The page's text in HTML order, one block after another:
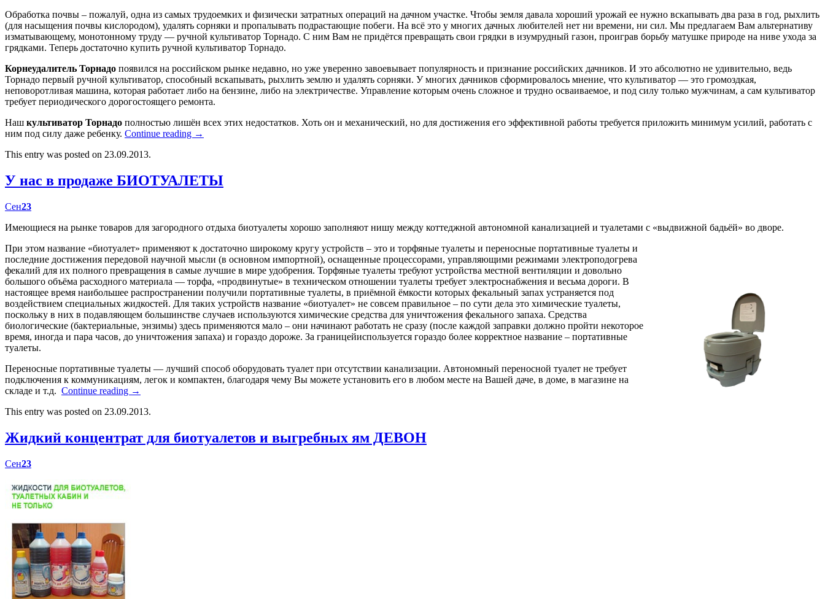
Обработка почвы – пожалуй, одна из самых трудоемких и физически затратных операций на дачном участке. Чтобы земля давала хороший урожай ее нужно вскапывать два раза в год, рыхлить
(для насыщения почвы кислородом), удалять сорняки и пропалывать подрастающие побеги. На всё это у многих дачных любителей нет ни времени, ни сил. Мы предлагаем Вам альтернативу
изматывающему, монотонному труду — ручной культиватор Торнадо. С ним Вам не придётся превращать свои грядки в изумрудный газон, проиграв борьбу матушке природе на ниве ухода за
грядками. Теперь достаточно купить ручной культиватор Торнадо.
Корнеудалитель Торнадо появился на российском рынке недавно, но уже уверенно завоевывает популярность и признание российских дачников. И это абсолютно не удивительно, ведь
Торнадо первый ручной культиватор, способный вскапывать, рыхлить землю и удалять сорняки. У многих дачников сформировалось мнение, что культиватор — это громоздкая,
неповоротливая машина, которая работает либо на бензине, либо на электричестве. Управление которым очень сложное и трудно осваиваемое, и под силу только мужчинам, а сам культиватор
требует периодического дорогостоящего ремонта.
Наш культиватор Торнадо полностью лишён всех этих недостатков. Хоть он и механический, но для достижения его эффективной работы требуется приложить минимум усилий, работать с
ним под силу даже ребенку. Continue reading →
This entry was posted on 23.09.2013.
У нас в продаже БИОТУАЛЕТЫ
Сен23
Имеющиеся на рынке товаров для загородного отдыха биотуалеты хорошо заполняют нишу между коттеджной автономной канализацией и туалетами с «выдвижной бадьёй» во дворе.
При этом название «биотуалет» применяют к достаточно широкому кругу устройств – это и торфяные туалеты и переносные портативные туалеты и
последние достижения передовой научной мысли (в основном импортной), оснащенные процессорами, управляющими режимами электроподогрева
фекалий для их полного превращения в самые лучшие в мире удобрения. Торфяные туалеты требуют устройства местной вентиляции и довольно
большого объёма расходного материала — торфа, «продвинутые» в техническом отношении туалеты требует электроснабжения и весьма дороги. В
настоящее время наибольшее распространении получили портативные туалеты, в приёмной ёмкости которых фекальный запах устраняется под
воздействием специальных жидкостей. Для таких устройств название «биотуалет» не совсем правильное – по сути дела это химические туалеты,
поскольку в них в подавляющем большинстве случаев используются химические средства для уничтожения фекального запаха. Средства
биологические (бактериальные, энзимы) здесь применяются мало – они начинают работать не сразу (после каждой заправки должно пройти некоторое
время, иногда и пара часов, до уничтожения запаха) и гораздо дороже. За границейиспользуется гораздо более корректное название – портативные
туалеты.
Переносные портативные туалеты — лучший способ оборудовать туалет при отсутствии канализации. Автономный переносной туалет не требует
подключения к коммуникациям, легок и компактен, благодаря чему Вы можете установить его в любом месте на Вашей даче, в доме, в магазине на
складе и т.д. Continue reading →
This entry was posted on 23.09.2013.
Жидкий концентрат для биотуалетов и выгребных ям ДЕВОН
Сен23